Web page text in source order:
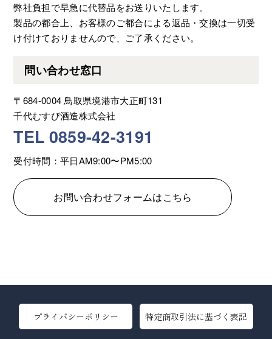
弊社負担で早急に代替品をお送りいたします。
製品の都合上、お客様のご都合による返品・交換は一切受
け付けておりませんので、ご了承ください。
問い合わせ窓口
〒684-0004 鳥取県境港市大正町131
千代むすび酒造株式会社
TEL 0859-42-3191
受付時間：平日AM9:00〜PM5:00
お問い合わせフォームはこちら
プライバシーポリシー 特定商取引法に基づく表記